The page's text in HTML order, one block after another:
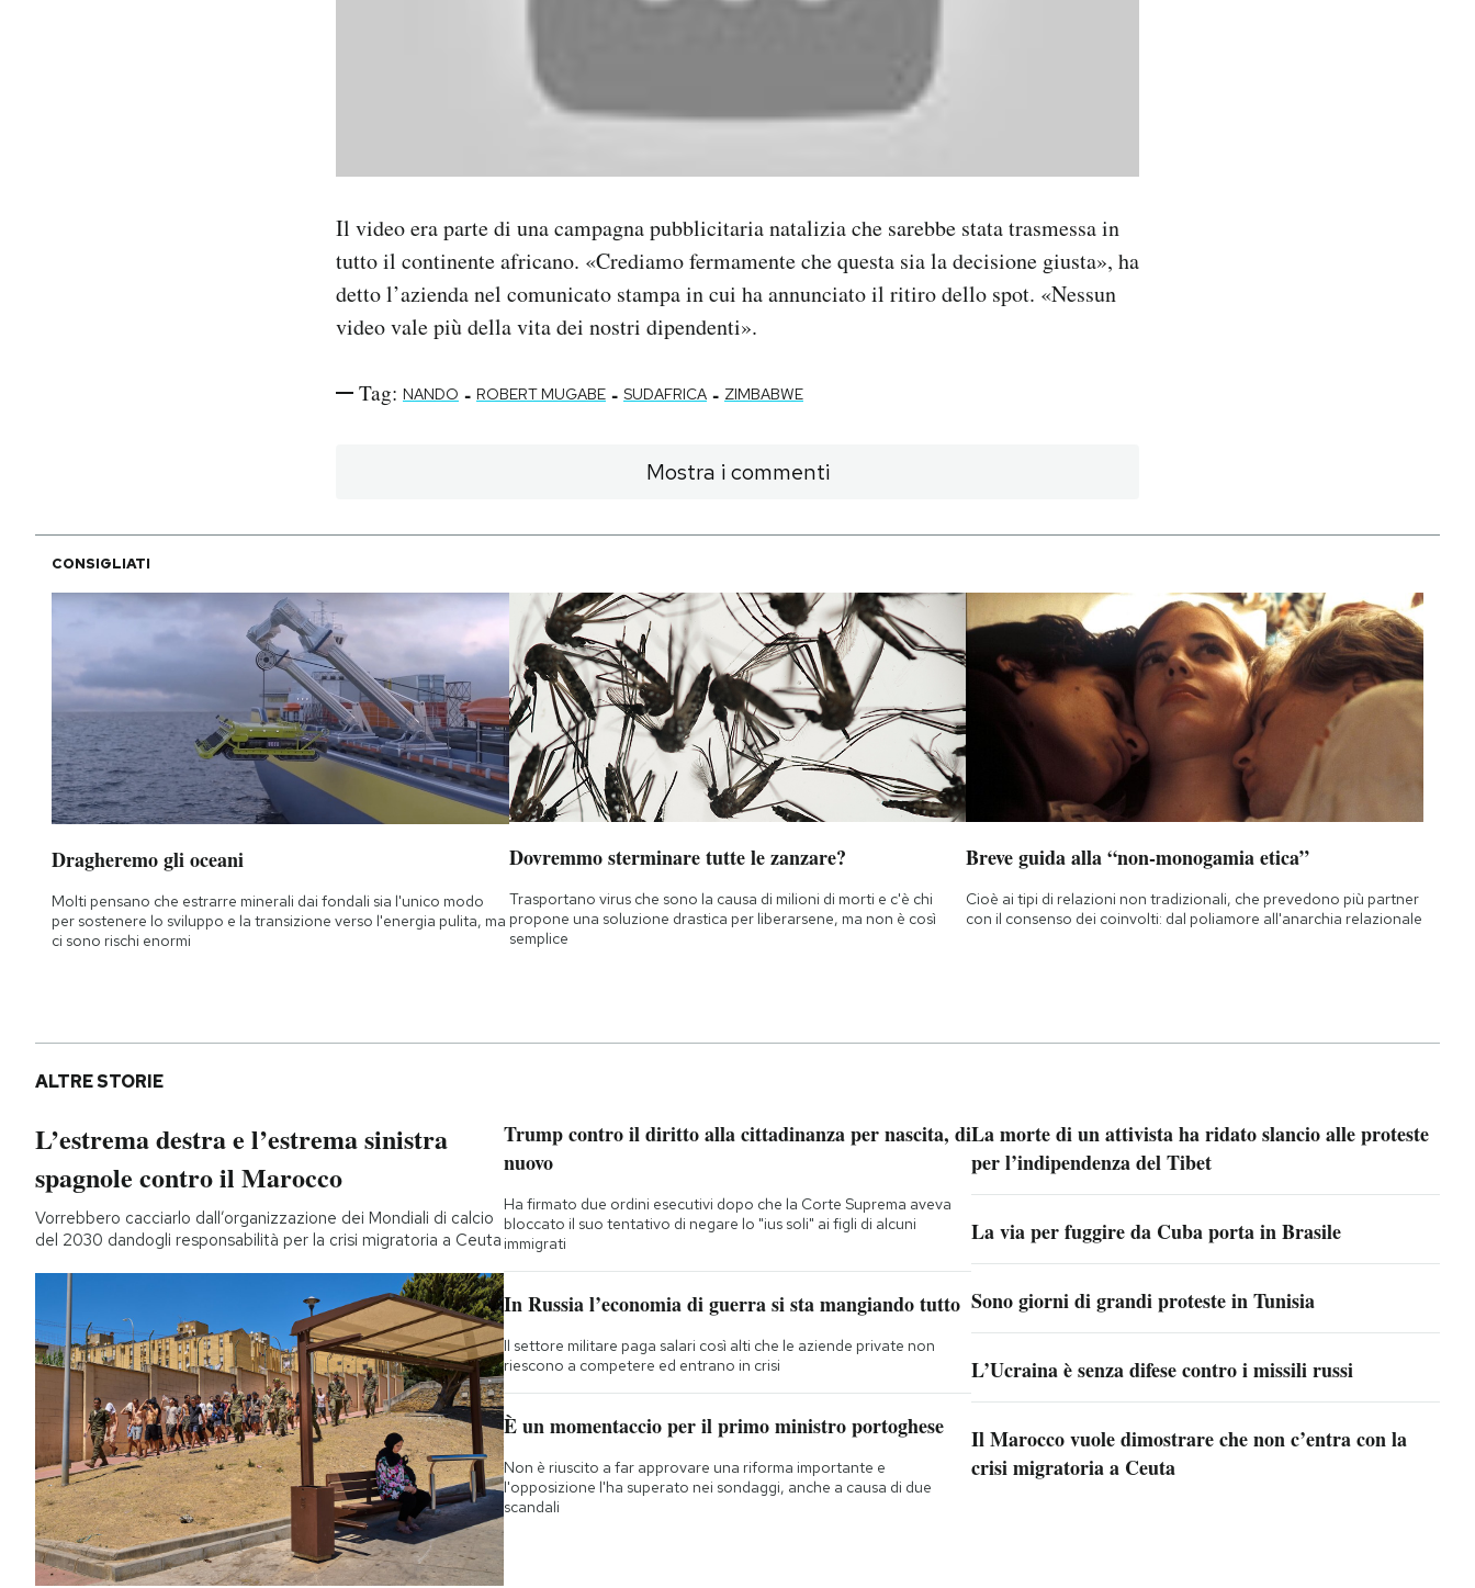
Il video era parte di una campagna pubblicitaria natalizia che sarebbe stata trasmessa in
tutto il continente africano. «Crediamo fermamente che questa sia la decisione giusta», ha
detto l’azienda nel comunicato stampa in cui ha annunciato il ritiro dello spot. «Nessun
video vale più della vita dei nostri dipendenti».
Tag: NANDO - ROBERT MUGABE - SUDAFRICA - ZIMBABWE
Mostra i commenti
CONSIGLIATI
Dragheremo gli oceani
Molti pensano che estrarre minerali dai fondali sia l'unico modo
per sostenere lo sviluppo e la transizione verso l'energia pulita, ma
ci sono rischi enormi
Dovremmo sterminare tutte le zanzare?
Trasportano virus che sono la causa di milioni di morti e c'è chi
propone una soluzione drastica per liberarsene, ma non è così
semplice
Breve guida alla “non-monogamia etica”
Cioè ai tipi di relazioni non tradizionali, che prevedono più partner
con il consenso dei coinvolti: dal poliamore all'anarchia relazionale
ALTRE STORIE
L’estrema destra e l’estrema sinistra
spagnole contro il Marocco
Vorrebbero cacciarlo dall’organizzazione dei Mondiali di calcio
del 2030 dandogli responsabilità per la crisi migratoria a Ceuta
Trump contro il diritto alla cittadinanza per nascita, di
nuovo
Ha firmato due ordini esecutivi dopo che la Corte Suprema aveva
bloccato il suo tentativo di negare lo "ius soli" ai figli di alcuni
immigrati
In Russia l’economia di guerra si sta mangiando tutto
Il settore militare paga salari così alti che le aziende private non
riescono a competere ed entrano in crisi
È un momentaccio per il primo ministro portoghese
Non è riuscito a far approvare una riforma importante e
l'opposizione l'ha superato nei sondaggi, anche a causa di due
scandali
La morte di un attivista ha ridato slancio alle proteste
per l’indipendenza del Tibet
La via per fuggire da Cuba porta in Brasile
Sono giorni di grandi proteste in Tunisia
L’Ucraina è senza difese contro i missili russi
Il Marocco vuole dimostrare che non c’entra con la
crisi migratoria a Ceuta